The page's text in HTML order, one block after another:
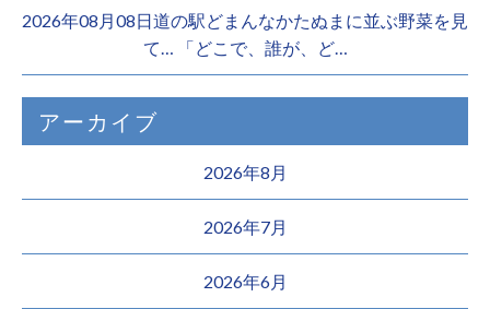
2026年08月08日道の駅どまんなかたぬまに並ぶ野菜を見
て… 「どこで、誰が、ど…
アーカイブ
2026年8月
2026年7月
2026年6月